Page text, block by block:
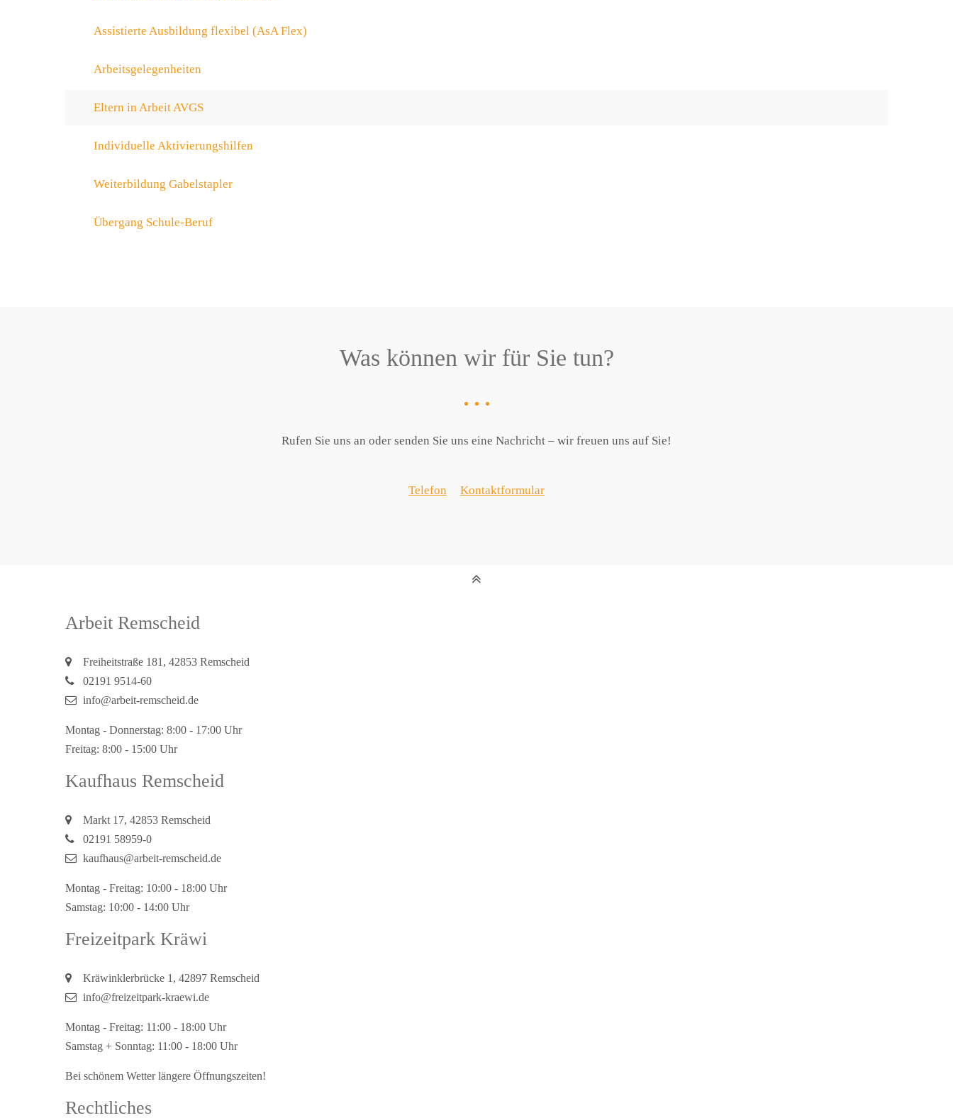
Assistierte Ausbildung flexibel (AsA Flex)
Arbeitsgelegenheiten
Eltern in Arbeit AVGS
Individuelle Aktivierungshilfen
Weiterbildung Gabelstapler
Übergang Schule-Beruf
Was können wir für Sie tun?
Rufen Sie uns an oder senden Sie uns eine Nachricht – wir freuen uns auf Sie!
Telefon Kontaktformular
Arbeit Remscheid
Freiheitstraße 181, 42853 Remscheid
02191 9514-60
info@arbeit-remscheid.de
Montag - Donnerstag: 8:00 - 17:00 Uhr
Freitag: 8:00 - 15:00 Uhr
Kaufhaus Remscheid
Markt 17, 42853 Remscheid
02191 58959-0
kaufhaus@arbeit-remscheid.de
Montag - Freitag: 10:00 - 18:00 Uhr
Samstag: 10:00 - 14:00 Uhr
Freizeitpark Kräwi
Kräwinklerbrücke 1, 42897 Remscheid
info@freizeitpark‐kraewi.de
Montag - Freitag: 11:00 - 18:00 Uhr
Samstag + Sonntag: 11:00 - 18:00 Uhr
Bei schönem Wetter längere Öffnungszeiten!
Rechtliches